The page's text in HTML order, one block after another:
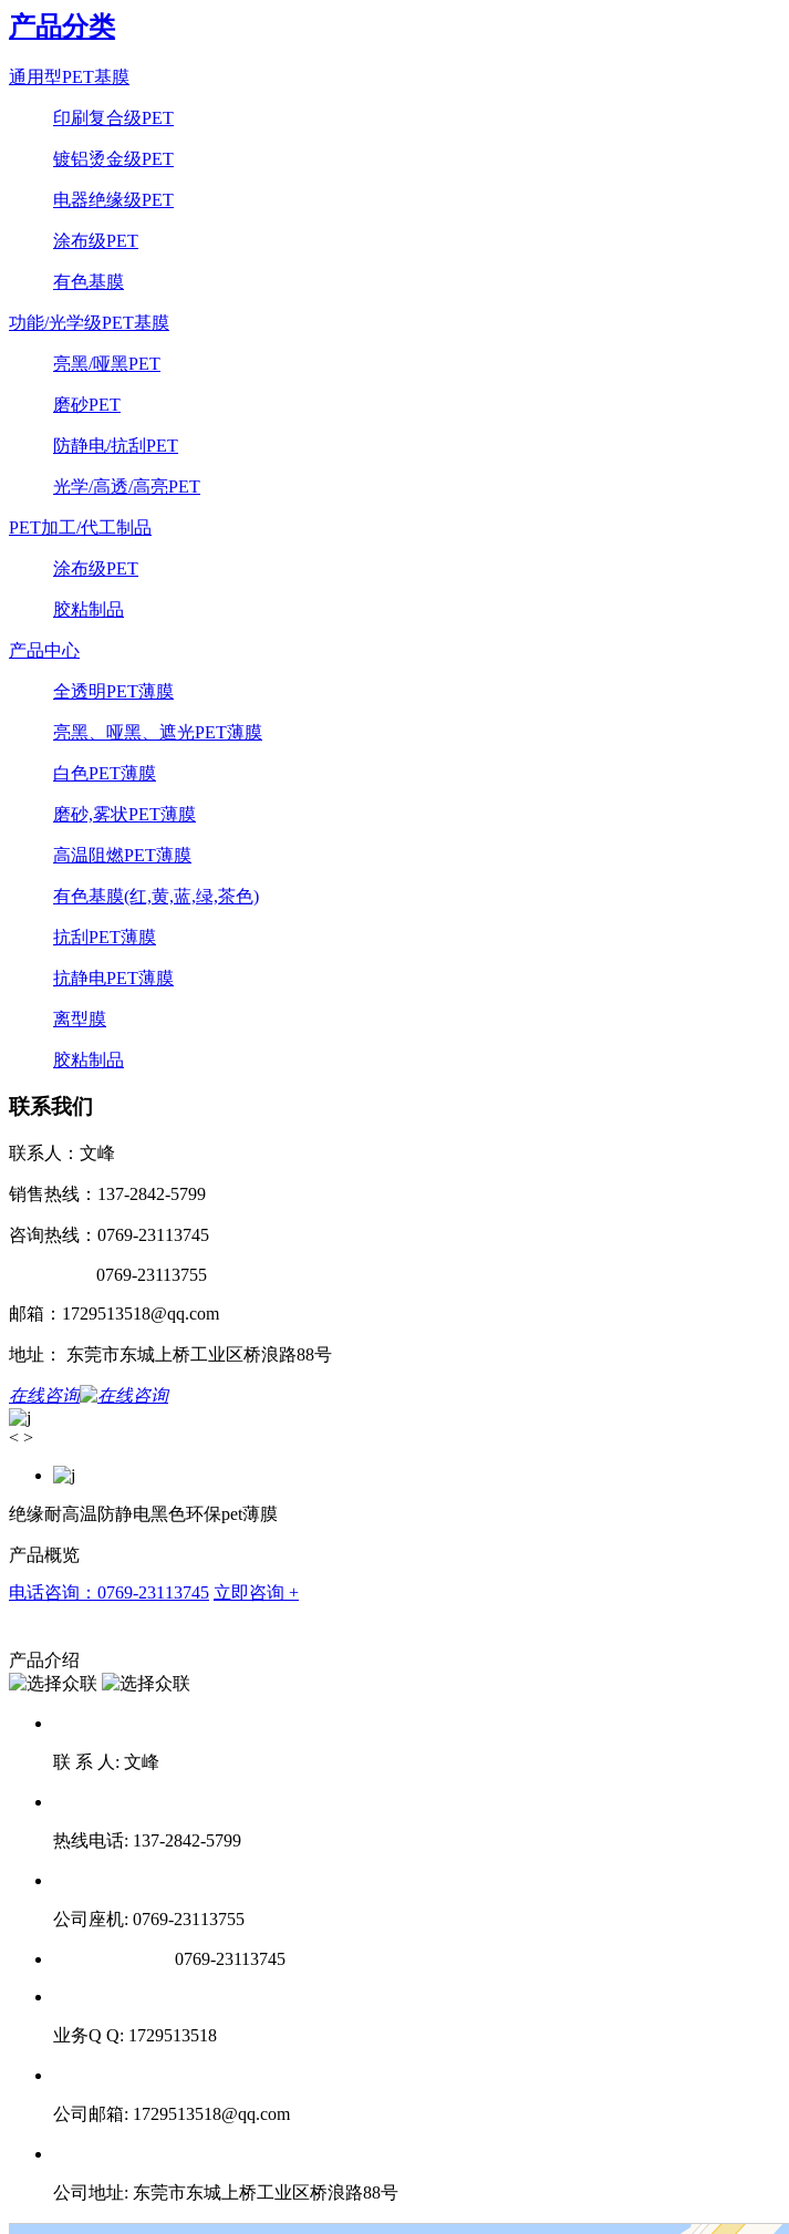
产品分类
通用型PET基膜
印刷复合级PET
镀铝烫金级PET
电器绝缘级PET
涂布级PET
有色基膜
功能/光学级PET基膜
亮黑/哑黑PET
磨砂PET
防静电/抗刮PET
光学/高透/高亮PET
PET加工/代工制品
涂布级PET
胶粘制品
产品中心
全透明PET薄膜
亮黑、哑黑、遮光PET薄膜
白色PET薄膜
磨砂,雾状PET薄膜
高温阻燃PET薄膜
有色基膜(红,黄,蓝,绿,茶色)
抗刮PET薄膜
抗静电PET薄膜
离型膜
胶粘制品
联系我们
联系人：文峰
销售热线：137-2842-5799
咨询热线：0769-23113745
0769-23113755
邮箱：1729513518@qq.com
地址： 东莞市东城上桥工业区桥浪路88号
在线咨询
< >
绝缘耐高温防静电黑色环保pet薄膜
产品概览
电话咨询：0769-23113745 立即咨询 +
产品介绍
联 系 人: 文峰
热线电话: 137-2842-5799
公司座机: 0769-23113755
0769-23113745
业务Q Q: 1729513518
公司邮箱: 1729513518@qq.com
公司地址: 东莞市东城上桥工业区桥浪路88号